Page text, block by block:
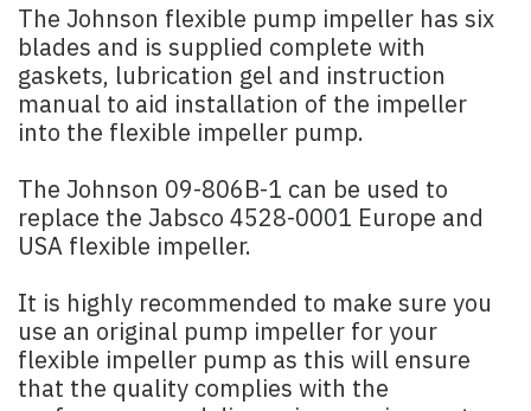
The Johnson flexible pump impeller has six
blades and is supplied complete with
gaskets, lubrication gel and instruction
manual to aid installation of the impeller
into the flexible impeller pump.
The Johnson 09-806B-1 can be used to
replace the Jabsco 4528-0001 Europe and
USA flexible impeller.
It is highly recommended to make sure you
use an original pump impeller for your
flexible impeller pump as this will ensure
that the quality complies with the